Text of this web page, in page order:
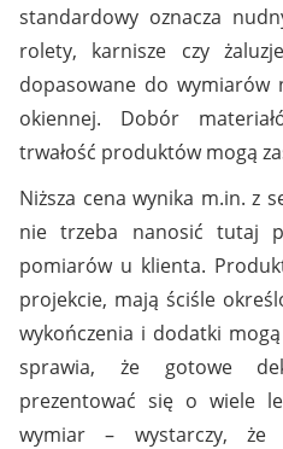
standardowy oznacza
rolety, karnisze czy
dopasowane do wymiarów
okiennej. Dobór
trwałość produktów mogą
Niższa cena wynika m.in. z
nie trzeba nanosić tutaj
pomiarów u klienta.
projekcie, mają ściśle
wykończenia i dodatki
sprawia, że gotowe
prezentować się o wiele
wymiar – wystarczy, że